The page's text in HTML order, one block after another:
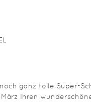
ganz tolle Super-
Ihren